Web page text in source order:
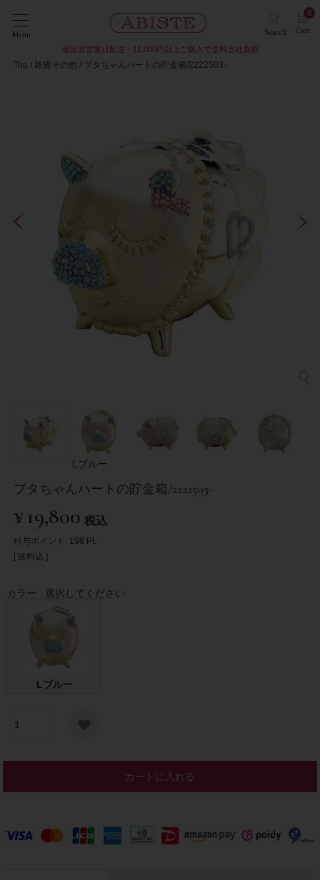
Menu Search Cart
0
最短翌営業日配送・11,000円以上ご購入で送料当社負担
Top 雑貨その他 ブタちゃんハートの貯金箱/2222503-
Lブルー
ブタちゃんハートの貯金箱/2222503-
¥19,800 税込
付与ポイント: 198 Pt.
送料込
カラー 選択してください
Lブルー
カートに入れる